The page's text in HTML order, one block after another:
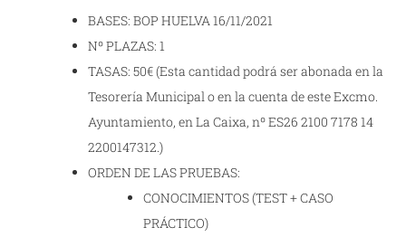
BASES: BOP HUELVA 16/11/2021
Nº PLAZAS: 1
TASAS: 50€ (Esta cantidad podrá ser abonada en la
Tesorería Municipal o en la cuenta de este Excmo.
Ayuntamiento, en La Caixa, nº ES26 2100 7178 14
2200147312.)
ORDEN DE LAS PRUEBAS:
CONOCIMIENTOS (TEST + CASO
PRÁCTICO)